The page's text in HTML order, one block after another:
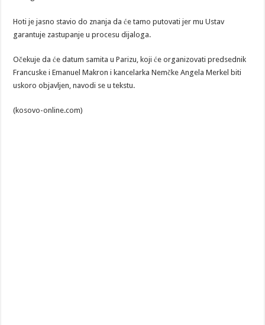
Hoti je jasno stavio do znanja da će tamo putovati jer mu Ustav
garantuje zastupanje u procesu dijaloga.
Očekuje da će datum samita u Parizu, koji će organizovati predsednik
Francuske i Emanuel Makron i kancelarka Nemčke Angela Merkel biti
uskoro objavljen, navodi se u tekstu.
(kosovo-online.com)